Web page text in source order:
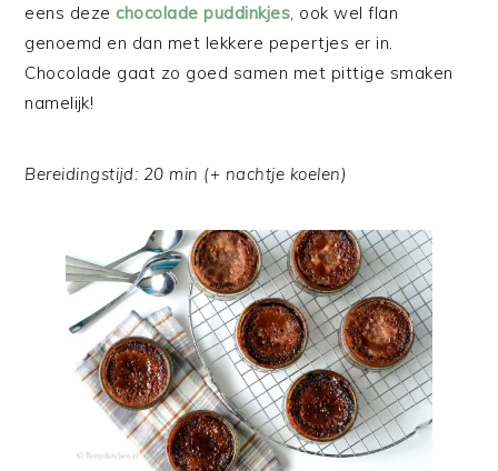
eens dezechocolade puddinkjes , ook wel flan
genoemd en dan met lekkere pepertjes er in.
Chocolade gaat zo goed samen met pittige smaken
namelijk!
Bereidingstijd: 20 min (+ nachtje koelen)